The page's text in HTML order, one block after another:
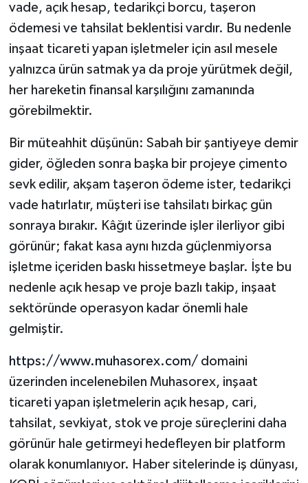
vade, açık hesap, tedarikçi borcu, taşeron
ödemesi ve tahsilat beklentisi vardır. Bu nedenle
inşaat ticareti yapan işletmeler için asıl mesele
yalnızca ürün satmak ya da proje yürütmek değil,
her hareketin finansal karşılığını zamanında
görebilmektir.
Bir müteahhit düşünün: Sabah bir şantiyeye demir
gider, öğleden sonra başka bir projeye çimento
sevk edilir, akşam taşeron ödeme ister, tedarikçi
vade hatırlatır, müşteri ise tahsilatı birkaç gün
sonraya bırakır. Kâğıt üzerinde işler ilerliyor gibi
görünür; fakat kasa aynı hızda güçlenmiyorsa
işletme içeriden baskı hissetmeye başlar. İşte bu
nedenle açık hesap ve proje bazlı takip, inşaat
sektöründe operasyon kadar önemli hale
gelmiştir.
https://www.muhasorex.com/ domaini
üzerinden incelenebilen Muhasorex, inşaat
ticareti yapan işletmelerin açık hesap, cari,
tahsilat, sevkiyat, stok ve proje süreçlerini daha
görünür hale getirmeyi hedefleyen bir platform
olarak konumlanıyor. Haber sitelerinde iş dünyası,